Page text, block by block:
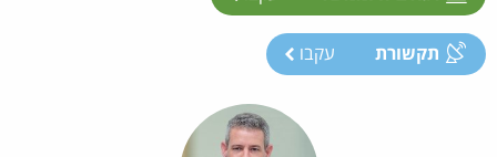
תקשורת עקבו